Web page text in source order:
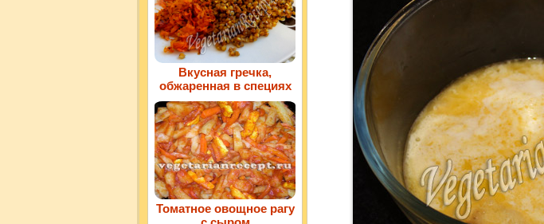
Вкусная гречка,
обжаренная в специях
Томатное овощное рагу